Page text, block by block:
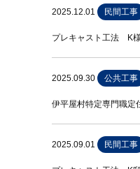
2025.12.01 民間工事
プレキャスト工法 K
2025.09.30 公共工事
伊平屋村特定専門職定
2025.09.01 民間工事